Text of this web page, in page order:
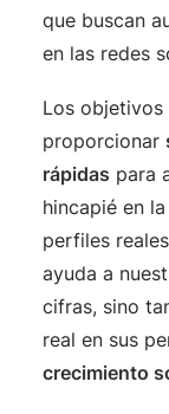
que buscan
en las redes
Los objetivos
proporcionar
rápidas para
hincapié en la
perfiles
ayuda a
cifras, sino
real en sus
crecimiento